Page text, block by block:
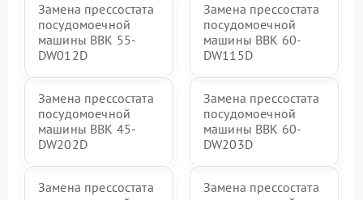
Замена прессостата
посудомоечной
машины BBK 55-
DW012D
Замена прессостата
посудомоечной
машины BBK 60-
DW115D
Замена прессостата
посудомоечной
машины BBK 45-
DW202D
Замена прессостата
посудомоечной
машины BBK 60-
DW203D
Замена прессостата
Замена прессостата